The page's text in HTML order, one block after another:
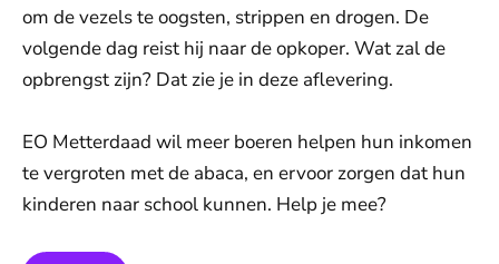
om de vezels te oogsten, strippen en drogen. De
volgende dag reist hij naar de opkoper. Wat zal de
opbrengst zijn? Dat zie je in deze aflevering.
EO Metterdaad wil meer boeren helpen hun inkomen
te vergroten met de abaca, en ervoor zorgen dat hun
kinderen naar school kunnen. Help je mee?